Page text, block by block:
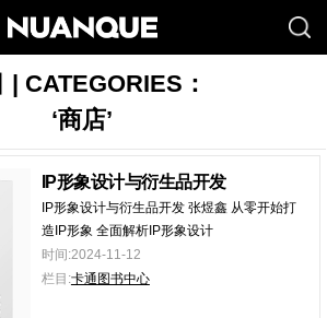
| CATEGORIES：
‘商店’
IP形象设计与衍生品开发
IP形象设计与衍生品开发 张煜鑫 从零开始打
造IP形象 全面解析IP形象设计
时间:2024-11-12
栏目:卡通图书中心